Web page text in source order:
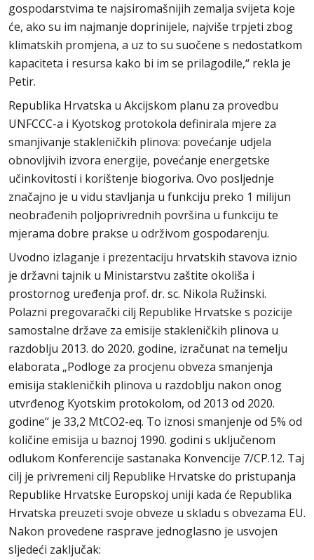
gospodarstvima te najsiromašnijih zemalja svijeta koje
će, ako su im najmanje doprinijele, najviše trpjeti zbog
klimatskih promjena, a uz to su suočene s nedostatkom
kapaciteta i resursa kako bi im se prilagodile,“ rekla je
Petir.
Republika Hrvatska u Akcijskom planu za provedbu
UNFCCC-a i Kyotskog protokola definirala mjere za
smanjivanje stakleničkih plinova: povećanje udjela
obnovljivih izvora energije, povećanje energetske
učinkovitosti i korištenje biogoriva. Ovo posljednje
značajno je u vidu stavljanja u funkciju preko 1 milijun
neobrađenih poljoprivrednih površina u funkciju te
mjerama dobre prakse u održivom gospodarenju.
Uvodno izlaganje i prezentaciju hrvatskih stavova iznio
je državni tajnik u Ministarstvu zaštite okoliša i
prostornog uređenja prof. dr. sc. Nikola Ružinski.
Polazni pregovarački cilj Republike Hrvatske s pozicije
samostalne države za emisije stakleničkih plinova u
razdoblju 2013. do 2020. godine, izračunat na temelju
elaborata „Podloge za procjenu obveza smanjenja
emisija stakleničkih plinova u razdoblju nakon onog
utvrđenog Kyotskim protokolom, od 2013 od 2020.
godine“ je 33,2 MtCO2-eq. To iznosi smanjenje od 5% od
količine emisija u baznoj 1990. godini s uključenom
odlukom Konferencije sastanaka Konvencije 7/CP.12. Taj
cilj je privremeni cilj Republike Hrvatske do pristupanja
Republike Hrvatske Europskoj uniji kada će Republika
Hrvatska preuzeti svoje obveze u skladu s obvezama EU.
Nakon provedene rasprave jednoglasno je usvojen
sljedeći zaključak: